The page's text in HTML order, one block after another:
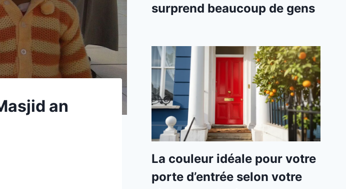
an
surprend beaucoup de gens
La couleur idéale pour votre
porte d’entrée selon votre